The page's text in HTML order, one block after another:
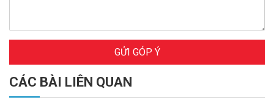
GỬI GÓP Ý
CÁC BÀI LIÊN QUAN